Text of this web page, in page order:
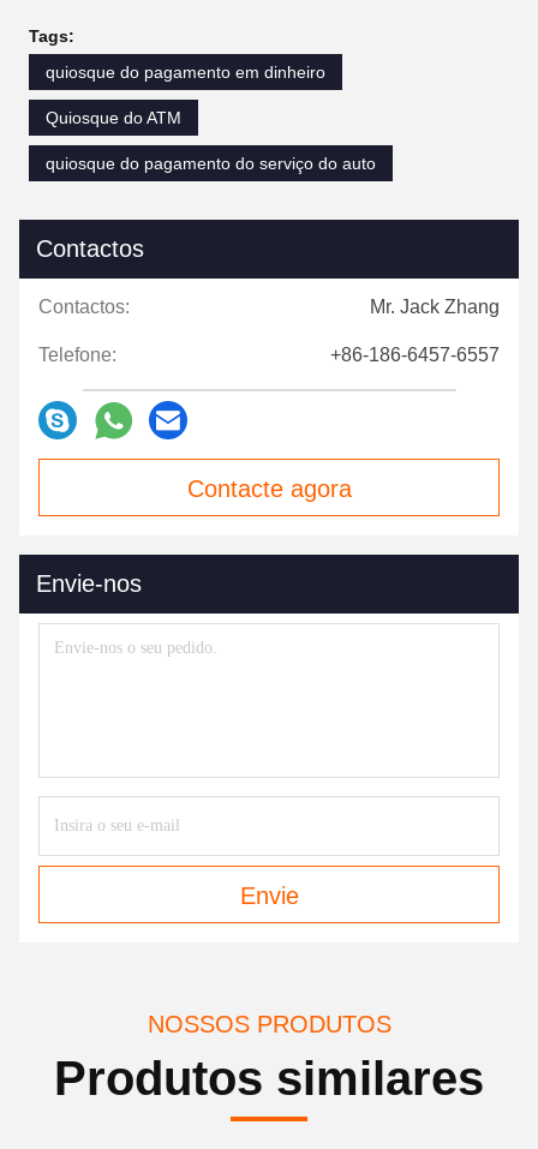
Tags:
quiosque do pagamento em dinheiro
Quiosque do ATM
quiosque do pagamento do serviço do auto
Contactos
Contactos: Mr. Jack Zhang
Telefone: +86-186-6457-6557
Contacte agora
Envie-nos
Envie
NOSSOS PRODUTOS
Produtos similares